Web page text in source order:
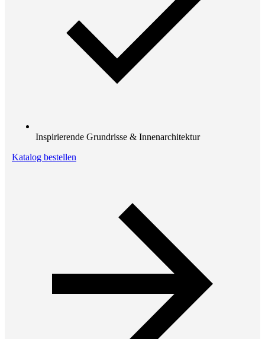
Inspirierende Grundrisse & Innenarchitektur
Katalog bestellen